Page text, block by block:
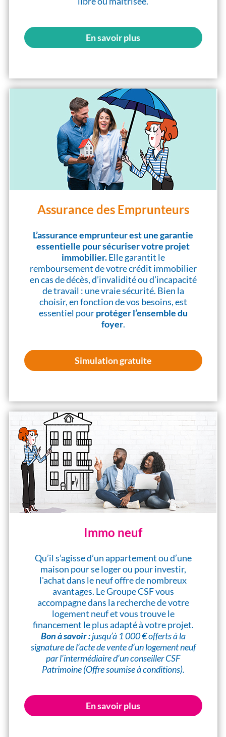
En savoir plus
Assurance des Emprunteurs
L’assurance emprunteur est une garantie
essentielle pour sécuriser votre projet
immobilier.Elle garantit le
remboursement de votre crédit immobilier
en cas de décès, d’invalidité ou d’incapacité
de travail : une vraie sécurité. Bien la
choisir, en fonction de vos besoins, est
essentiel pourprotéger l’ensemble du
foyer.
Simulation gratuite
Immo neuf
Qu’il s’agisse d’un appartement ou d’une
maison pour se loger ou pour investir,
l'achat dans le neuf offre de nombreux
avantages. Le Groupe CSF vous
accompagne dans la recherche de votre
logement neuf et vous trouve le
financement le plus adapté à votre projet.
Bon à savoir :jusqu’à 1 000 € offerts à la
signature de l’acte de vente d’un logement neuf
par l’intermédiaire d’un conseiller CSF
Patrimoine (Offre soumise à conditions).
En savoir plus